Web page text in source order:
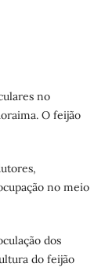
no
O feijão
no meio
dos
do feijão